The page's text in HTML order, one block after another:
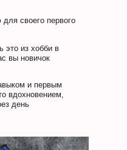
своего первого
это из хобби в
вы новичок
и первым
вдохновением,
день